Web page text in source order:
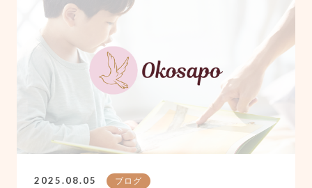
2025.08.05 ブログ